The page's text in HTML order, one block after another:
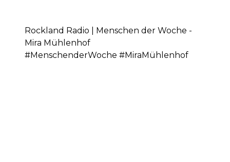
Rockland Radio | Menschen der Woche -
Mira Mühlenhof
#MenschenderWoche #MiraMühlenhof